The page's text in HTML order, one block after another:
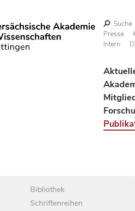
Suche
Presse
Intern
Bibliothek
Schriftenreihen